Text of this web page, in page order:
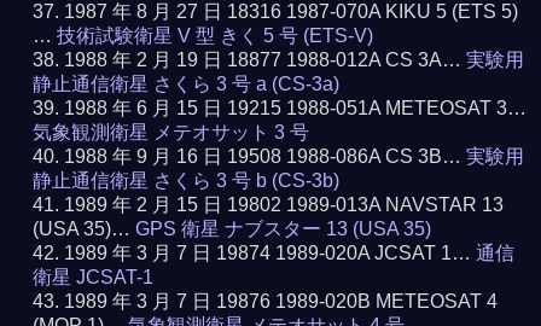
1987 年 8 月 27 日 18316 1987-070A KIKU 5 (ETS 5)
…技術試験衛星 V 型 きく 5 号 (ETS-V)
1988 年 2 月 19 日 18877 1988-012A CS 3A…実験用
静止通信衛星 さくら 3 号 a (CS-3a)
1988 年 6 月 15 日 19215 1988-051A METEOSAT 3…
気象観測衛星 メテオサット 3 号
1988 年 9 月 16 日 19508 1988-086A CS 3B…実験用
静止通信衛星 さくら 3 号 b (CS-3b)
1989 年 2 月 15 日 19802 1989-013A NAVSTAR 13
(USA 35)…GPS 衛星 ナブスター 13 (USA 35)
1989 年 3 月 7 日 19874 1989-020A JCSAT 1…通信
衛星 JCSAT-1
1989 年 3 月 7 日 19876 1989-020B METEOSAT 4